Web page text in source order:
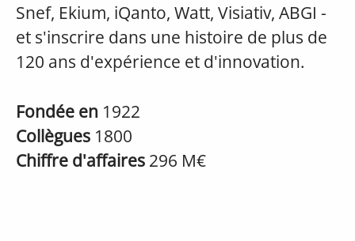
Snef, Ekium, iQanto, Watt, Visiativ, ABGI -
et s'inscrire dans une histoire de plus de
120 ans d'expérience et d'innovation.
Fondée en 1922
Collègues 1800
Chiffre d'affaires 296 M€